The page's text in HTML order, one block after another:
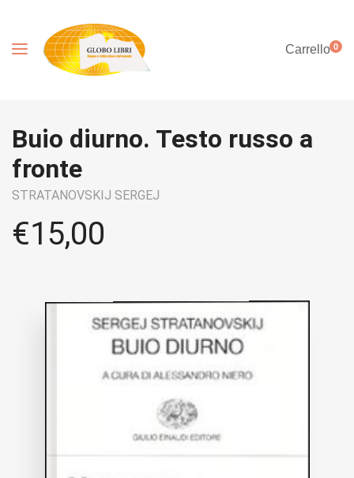
Carrello0
Buio diurno. Testo russo a
fronte
STRATANOVSKIJ SERGEJ
€15,00